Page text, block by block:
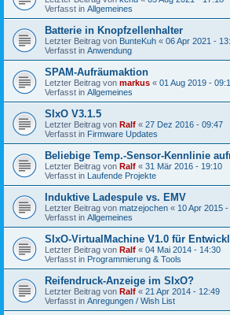
Verfasst in Allgemeines
Batterie in Knopfzellenhalter
Letzter Beitrag von BunteKuh « 06 Apr 2021 -
Verfasst in Anwendung
SPAM-Aufräumaktion
Letzter Beitrag von markus « 01 Aug 2019 -
Verfasst in Allgemeines
SIxO V3.1.5
Letzter Beitrag von Ralf « 27 Dez 2016 - 09:47
Verfasst in Firmware Updates
Beliebige Temp.-Sensor-Kennlinie
Letzter Beitrag von Ralf « 31 Mär 2016 - 19:10
Verfasst in Laufende Projekte
Induktive Ladespule vs. EMV
Letzter Beitrag von matzejochen « 10 Apr 2015 -
Verfasst in Allgemeines
SIxO-VirtualMachine V1.0 für
Letzter Beitrag von Ralf « 04 Mai 2014 - 14:30
Verfasst in Programmierung & Tools
Reifendruck-Anzeige im SIxO?
Letzter Beitrag von Ralf « 21 Apr 2014 - 12:49
Verfasst in Anregungen / Wish List